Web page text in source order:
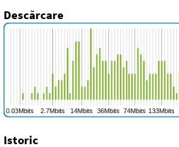
Descărcare
Istoric